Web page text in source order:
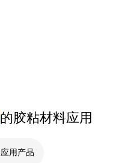
的胶粘材料应用
应用产品